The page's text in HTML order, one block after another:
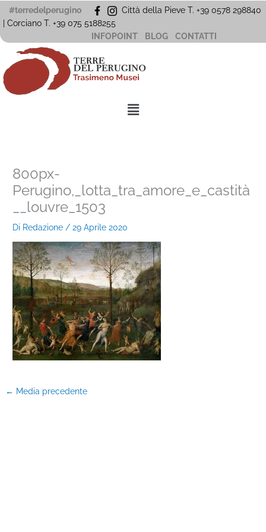
Vai
al
#terredelperugino
Città della Pieve T. +39 0578 298840
| Corciano T. +39 075 5188255
INFOPOINT
BLOG CONTATTI
Menu
800px-
Perugino,_lotta_tra_amore_e_castità
__louvre_1503
Di Redazione/29 Aprile 2020
← Media precedente